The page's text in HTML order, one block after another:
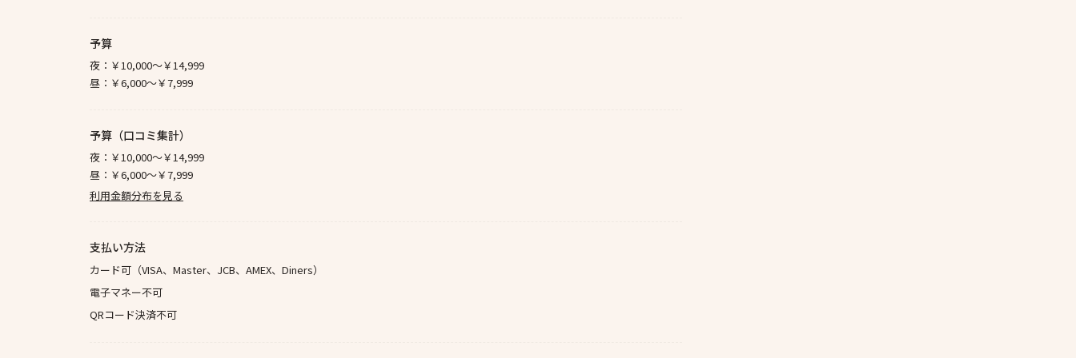
予算
夜： ￥10,000～￥14,999
昼： ￥6,000～￥7,999
予算（口コミ集計）
夜： ￥10,000～￥14,999
昼： ￥6,000～￥7,999
利用金額分布を見る
支払い方法
カード可（VISA、Master、JCB、AMEX、Diners）
電子マネー不可
QRコード決済不可